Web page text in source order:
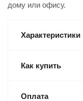
дому или офису.
Характеристики
Как купить
Оплата